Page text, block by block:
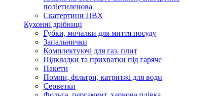
поліетиленова
Скатертини ПВХ
Кухонні дрібниці
Губки, мочалки для миття посуду
Запальнички
Комплектуючі для газ. плит
Підкладки та прихватки під гаряче
Пакети
Помпи, фільтри, катритжі для води
Серветки